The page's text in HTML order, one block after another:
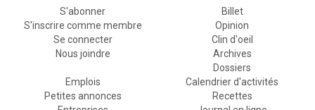
S'abonner
S'inscrire comme membre
Se connecter
Nous joindre
Billet
Opinion
Clin d'oeil
Archives
Dossiers
Emplois
Petites annonces
Calendrier d'activités
Recettes